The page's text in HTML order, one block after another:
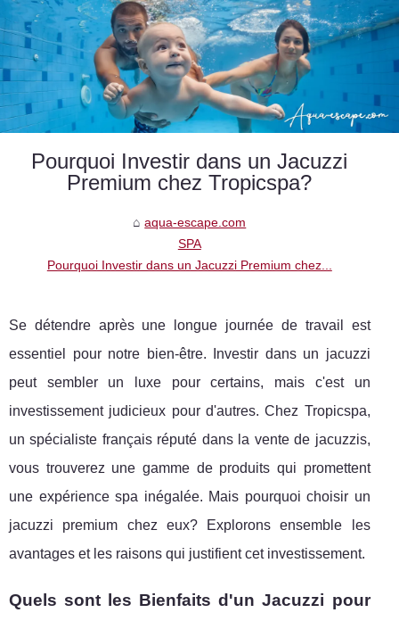
Pourquoi Investir dans un Jacuzzi
Premium chez Tropicspa?
aqua-escape.com
SPA
Pourquoi Investir dans un Jacuzzi Premium chez...
Se détendre après une longue journée de travail est
essentiel pour notre bien-être. Investir dans un jacuzzi
peut sembler un luxe pour certains, mais c'est un
investissement judicieux pour d'autres. Chez Tropicspa,
un spécialiste français réputé dans la vente de jacuzzis,
vous trouverez une gamme de produits qui promettent
une expérience spa inégalée. Mais pourquoi choisir un
jacuzzi premium chez eux? Explorons ensemble les
avantages et les raisons qui justifient cet investissement.
Quels sont les Bienfaits d'un Jacuzzi pour